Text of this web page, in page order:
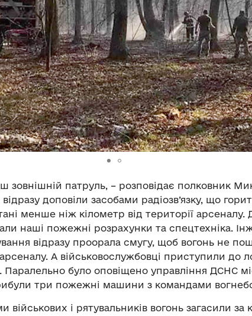
зовнішній патруль, – розповідає полковник
доповіли засобами радіозв’язку, що
менше ніж кілометр від території арсеналу.
наші пожежні розрахунки та спецтехніка.
відразу проорала смугу, щоб вогонь не
А військовослужбовці приступили до
Паралельно було оповіщено управління ДСНС
три пожежні машини з командами
військових і рятувальників вогонь загасили за